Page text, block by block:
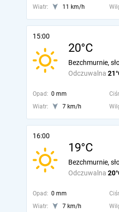
Wiatr:
11 km/h
15:00
20°C
Odczuwalna
Bezchmurnie,
Opad: 0 mm
Wiatr:
7 km/h
16:00
19°C
Odczuwalna
Bezchmurnie,
Opad: 0 mm
Wiatr:
7 km/h